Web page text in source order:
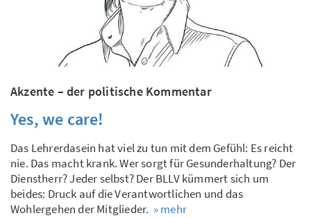
Akzente – der politische Kommentar
Yes, we care!
Das Lehrerdasein hat viel zu tun mit dem Gefühl: Es reicht
nie. Das macht krank. Wer sorgt für Gesunderhaltung? Der
Dienstherr? Jeder selbst? Der BLLV kümmert sich um
beides: Druck auf die Verantwortlichen und das
Wohlergehen der Mitglieder. » mehr